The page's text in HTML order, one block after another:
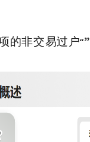
的非交易过户””